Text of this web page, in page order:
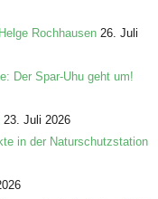
Rochhausen 26. Juli
Der Spar-Uhu geht um!
23. Juli 2026
in der Naturschutzstation